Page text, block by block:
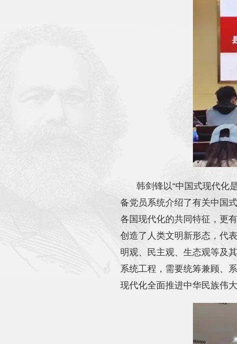
韩剑锋以“中国式现代化
备党员系统介绍了有关中国
各国现代化的共同特征，更
创造了人类文明新形态，代
明观、民主观、生态观等及
系统工程，需要统筹兼顾、
现代化全面推进中华民族伟大